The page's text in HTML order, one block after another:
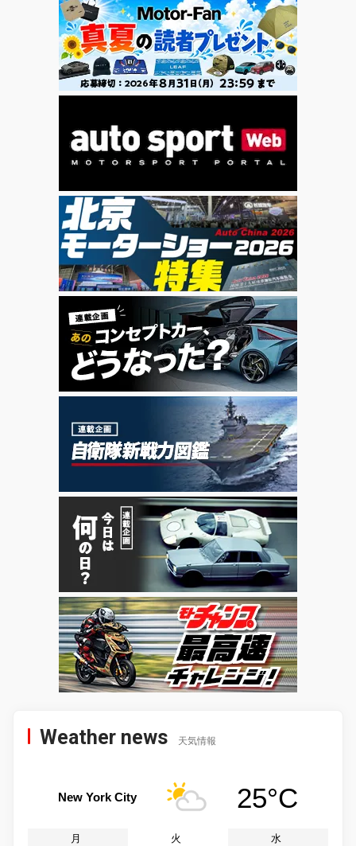
Weather news 天気情報
New York City 25°C
月 火 水